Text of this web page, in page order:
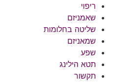
ריפוי
שאמניזם
שליטה בחלומות
שמאניזם
שפע
תטא הילינג
תקשור